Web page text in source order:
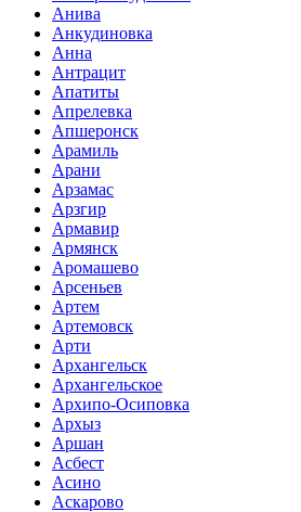
Анива
Анкудиновка
Анна
Антрацит
Апатиты
Апрелевка
Апшеронск
Арамиль
Арани
Арзамас
Арзгир
Армавир
Армянск
Аромашево
Арсеньев
Артем
Артемовск
Арти
Архангельск
Архангельское
Архипо-Осиповка
Архыз
Аршан
Асбест
Асино
Аскарово